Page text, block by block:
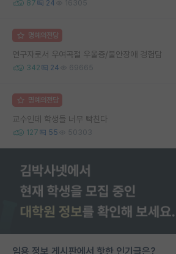
87 24 16305
명예의전당
연구자로서 우여곡절 우울증/불안장애 경험담
342 24 69665
명예의전당
교수인데 학생들 너무 빡친다
127 55 50303
임용 정보 게시판에서 핫한 인기글은?